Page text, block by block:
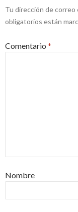
Tu dirección de correo
obligatorios están
Comentario *
Nombre